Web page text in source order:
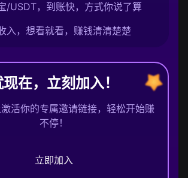
/USDT，到账快，方式你说了算
入，想看就看，赚钱清清楚楚
在，立刻加入！
活你的专属邀请链接，轻松开始赚
不停！
立即加入